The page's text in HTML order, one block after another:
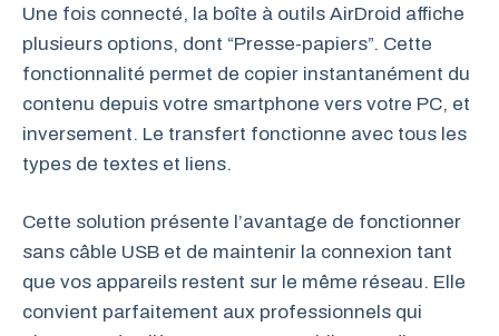
Une fois connecté, la boîte à outils AirDroid affiche
plusieurs options, dont “Presse-papiers”. Cette
fonctionnalité permet de copier instantanément du
contenu depuis votre smartphone vers votre PC, et
inversement. Le transfert fonctionne avec tous les
types de textes et liens.
Cette solution présente l’avantage de fonctionner
sans câble USB et de maintenir la connexion tant
que vos appareils restent sur le même réseau. Elle
convient parfaitement aux professionnels qui